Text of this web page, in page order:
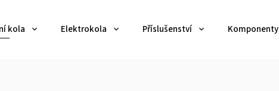
kola Elektrokola Příslušenství Komponenty